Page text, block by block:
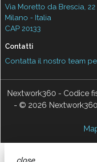
Via Moretto da Brescia, 22
Milano - Italia
CAP 20133
Contatti
Contatta il nostro team
Nextwork360 - Codice
- © 2026